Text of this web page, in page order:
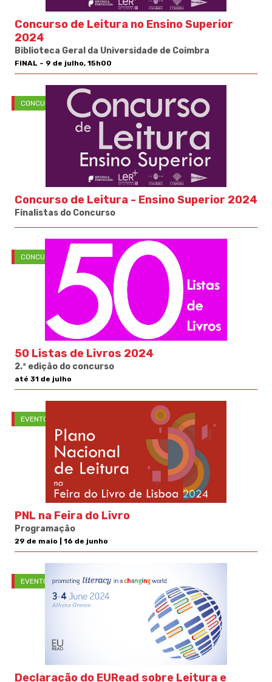
Concurso de Leitura no Ensino Superior
2024
Biblioteca Geral da Universidade de Coimbra
FINAL – 9 de julho, 15h00
CONCURSOS
Concurso de Leitura - Ensino Superior 2024
Finalistas do Concurso
CONCURSOS
50 Listas de Livros 2024
2.ª edição do concurso
até 31 de julho
EVENTOS
PNL na Feira do Livro
Programação
29 de maio | 16 de junho
EVENTOS
Declaração do EURead sobre Leitura e